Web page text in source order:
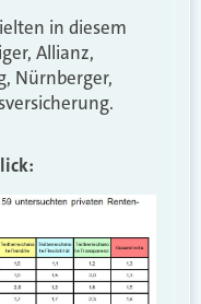
in diesem
Allianz,
Nürnberger,